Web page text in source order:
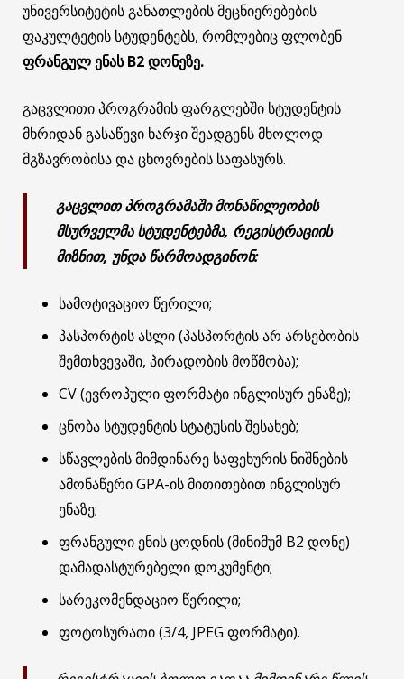
უნივერსიტეტის განათლების მეცნიერებების
ფაკულტეტის სტუდენტებს, რომლებიც ფლობენ
ფრანგულ ენას B2 დონეზე.
გაცვლითი პროგრამის ფარგლებში სტუდენტის
მხრიდან გასაწევი ხარჯი შეადგენს მხოლოდ
მგზავრობისა და ცხოვრების საფასურს.
გაცვლით პროგრამაში მონაწილეობის
მსურველმა სტუდენტებმა, რეგისტრაციის
მიზნით, უნდა წარმოადგინონ:
სამოტივაციო წერილი;
პასპორტის ასლი (პასპორტის არ არსებობის
შემთხვევაში, პირადობის მოწმობა);
CV (ევროპული ფორმატი ინგლისურ ენაზე);
ცნობა სტუდენტის სტატუსის შესახებ;
სწავლების მიმდინარე საფეხურის ნიშნების
ამონაწერი GPA-ის მითითებით ინგლისურ
ენაზე;
ფრანგული ენის ცოდნის (მინიმუმ B2 დონე)
დამადასტურებელი დოკუმენტი;
სარეკომენდაციო წერილი;
ფოტოსურათი (3/4, JPEG ფორმატი).